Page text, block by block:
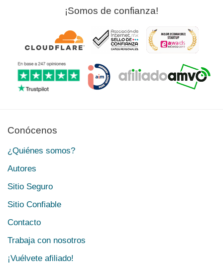
¡Somos de confianza!
Conócenos
¿Quiénes somos?
Autores
Sitio Seguro
Sitio Confiable
Contacto
Trabaja con nosotros
¡Vuélvete afiliado!